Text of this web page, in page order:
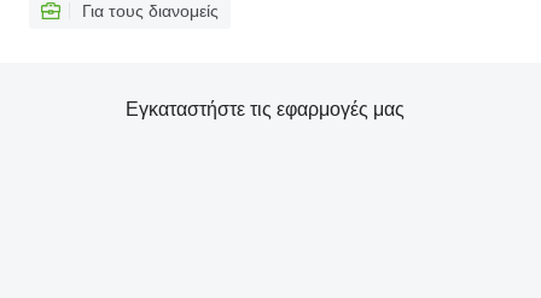
Για τους διανομείς
Εγκαταστήστε τις εφαρμογές μας